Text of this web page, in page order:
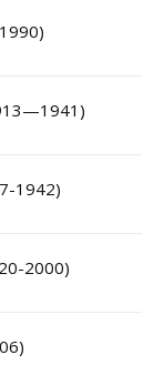
1942)
2000)